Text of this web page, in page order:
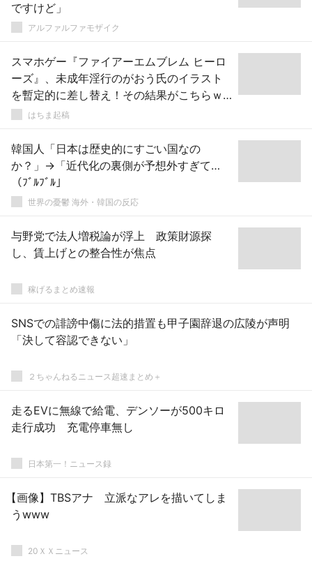
ですけど」
アルファルファモザイク
スマホゲー『ファイアーエムブレム ヒーロ
ーズ』、未成年淫行のがおう氏のイラスト
を暫定的に差し替え！その結果がこちらｗ
ｗｗｗはちま起稿
韓国人「日本は歴史的にすごい国なの
か？」→「近代化の裏側が予想外すぎて…
（ﾌﾞﾙﾌﾞﾙ」
世界の憂鬱 海外・韓国の反応
与野党で法人増税論が浮上 政策財源探
し、賃上げとの整合性が焦点
稼げるまとめ速報
SNSでの誹謗中傷に法的措置も甲子園辞退の広陵が声明
「決して容認できない」
２ちゃんねるニュース超速まとめ＋
走るEVに無線で給電、デンソーが500キロ
走行成功 充電停車無し
日本第一！ニュース録
【画像】TBSアナ 立派なアレを描いてしま
うwww
20ＸＸニュース